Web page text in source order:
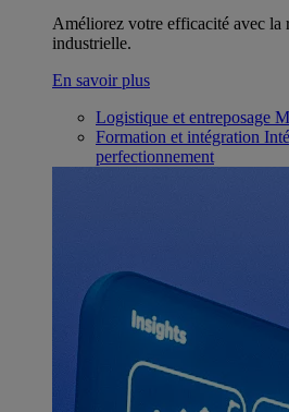
Améliorez votre efficacité avec la
industrielle.
En savoir plus
Logistique et entreposage
Formation et intégration
perfectionnement